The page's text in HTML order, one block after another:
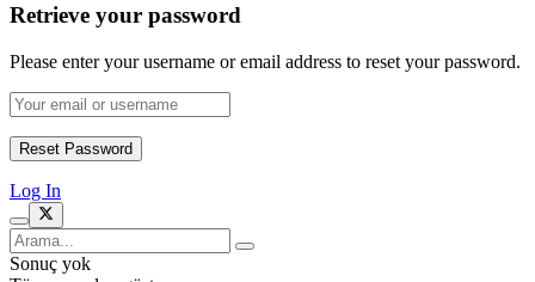
Retrieve your password
Please enter your username or email address to reset your password.
Log In
Sonuç yok